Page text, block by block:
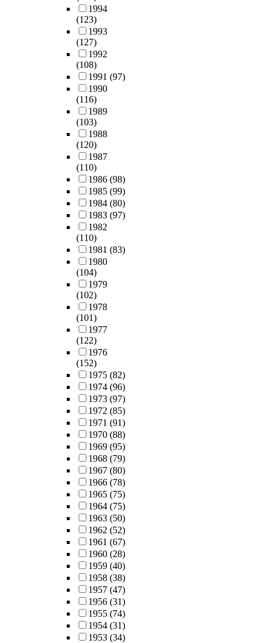
1994
(123)
1993
(127)
1992
(108)
1991 (97)
1990
(116)
1989
(103)
1988
(120)
1987
(110)
1986 (98)
1985 (99)
1984 (80)
1983 (97)
1982
(110)
1981 (83)
1980
(104)
1979
(102)
1978
(101)
1977
(122)
1976
(152)
1975 (82)
1974 (96)
1973 (97)
1972 (85)
1971 (91)
1970 (88)
1969 (95)
1968 (79)
1967 (80)
1966 (78)
1965 (75)
1964 (75)
1963 (50)
1962 (52)
1961 (67)
1960 (28)
1959 (40)
1958 (38)
1957 (47)
1956 (31)
1955 (74)
1954 (31)
1953 (34)